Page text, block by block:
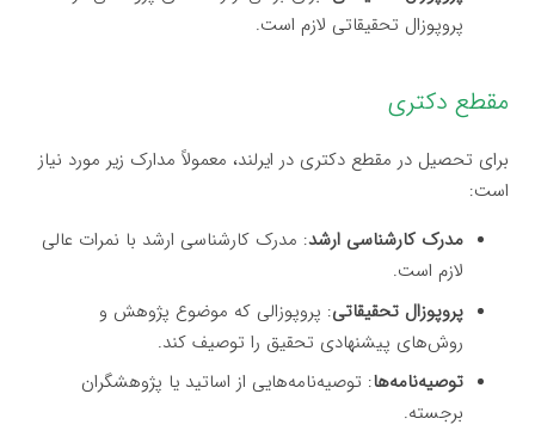
پروپوزال تحقیقاتی لازم است.
مقطع دکتری
برای تحصیل در مقطع دکتری در ایرلند، معمولاً مدارک زیر مورد نیاز
است:
مدرک کارشناسی ارشد: مدرک کارشناسی ارشد با نمرات عالی
لازم است.
پروپوزال تحقیقاتی: پروپوزالی که موضوع پژوهش و
روش‌های پیشنهادی تحقیق را توصیف کند.
توصیه‌نامه‌ها: توصیه‌نامه‌هایی از اساتید یا پژوهشگران
برجسته.